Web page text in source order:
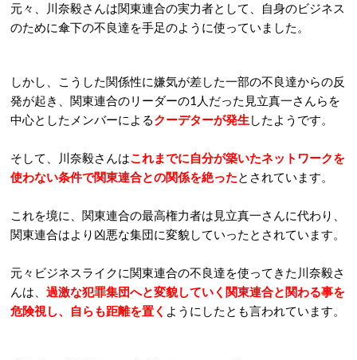
元々、川奈毅さんは関東連合の実力者として、自身のビジネス
のために傘下の不良達を手足のように使っていました。
しかし、こうした関係性に嫌気が差した一部の不良達からの反
発が起き、関東連合のリーダーの1人だった見立真一さんらを
中心としたメンバーによるクーデターが発生 したようです。
そして、川奈毅さんはこれまでに自分が築いたネットワークを
使わない条件で関東連合との関係を絶ったとされています。
これを境に、関東連合の最高権力者は見立真一さんに代わり、
関東連合はより凶悪な集団に変貌していったとされています。
元々ビジネスライクに関東連合の不良達を使ってきた川奈毅さ
んは、 過激な犯罪集団へと変貌していく関東連合と関わる事を
危険視し、自らも距離を置く ようにしたとも言われています。